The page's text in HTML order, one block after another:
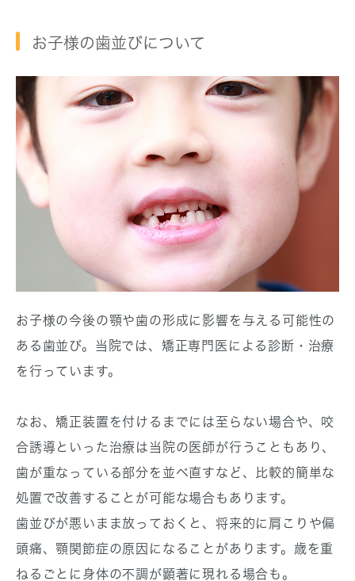
お子様の歯並びについて
お子様の今後の顎や歯の形成に影響を与える可能性の
ある歯並び。当院では、矯正専門医による診断・治療
を行っています。
なお、矯正装置を付けるまでには至らない場合や、咬
合誘導といった治療は当院の医師が行うこともあり、
歯が重なっている部分を並べ直すなど、比較的簡単な
処置で改善することが可能な場合もあります。
歯並びが悪いまま放っておくと、将来的に肩こりや偏
頭痛、顎関節症の原因になることがあります。歳を重
ねるごとに身体の不調が顕著に現れる場合も。